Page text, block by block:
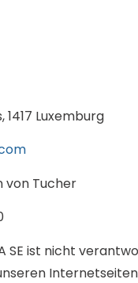
Luxemburg
SE ist nicht